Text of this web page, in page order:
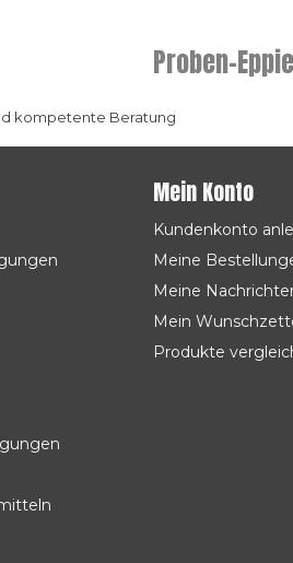
Proben-
kompetente Beratung
Mein Konto
Kundenkonto
Meine
Meine
Mein
Produkte